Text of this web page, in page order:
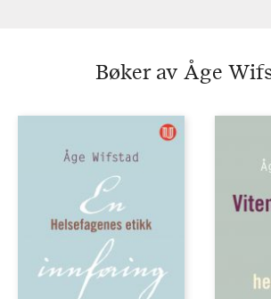
Bøker av Åge